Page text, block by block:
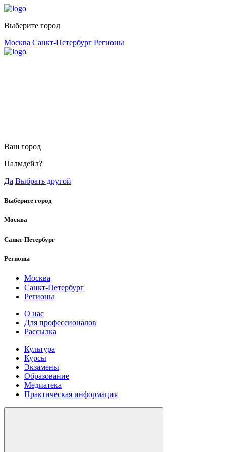
Выберите город
Москва Санкт-Петербург Регионы
Ваш город
Палмдейл?
Да Выбрать другой
Выберите город
Москва
Санкт-Петербург
Регионы
Москва
Санкт-Петербург
Регионы
О нас
Для профессионалов
Рассылка
Культура
Курсы
Экзамены
Образование
Медиатека
Практическая информация